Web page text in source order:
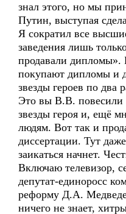
знал этого, но мы
Путин, выступая
Я сократил все
заведения лишь
продавали
покупают дипломы и
звезды героев по два
Это вы В.В.
звезды героя и, ещё
людям. Вот так и
диссертации. Тут
заикаться начнет.
Включаю телевизор,
депутат-единоросс
реформу Д.А.
ничего не знает,